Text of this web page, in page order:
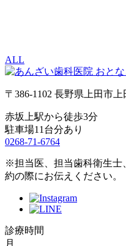
ALL
〒386-1102 長野県上田市上
赤坂上駅から徒歩3分
駐車場11台分あり
0268-71-6764
※担当医、担当歯科衛生士
約の際にお伝えください。
診療時間
月